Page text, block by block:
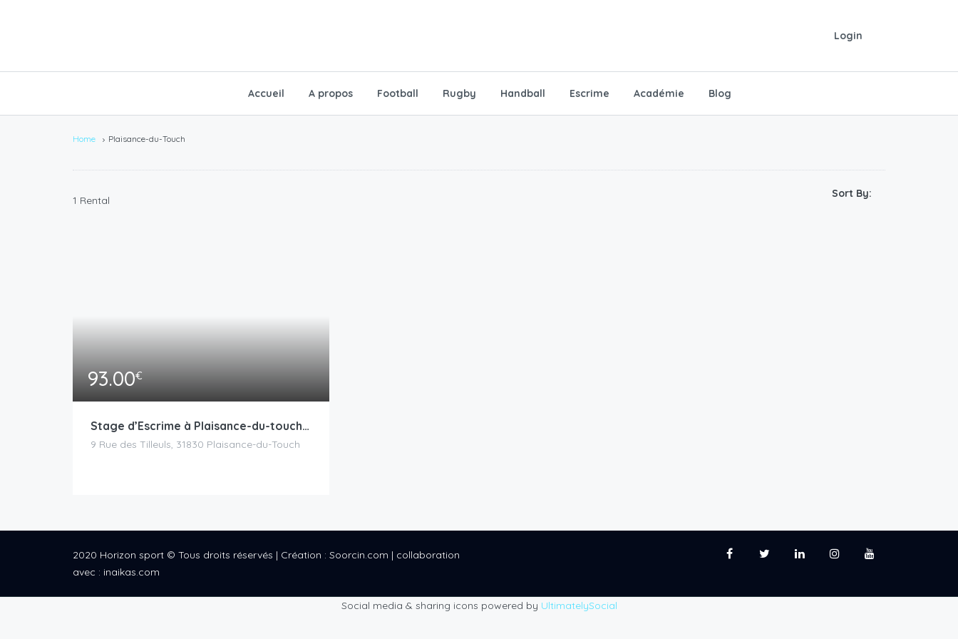
Login
Accueil A propos Football Rugby Handball Escrime Académie Blog
Home Plaisance-du-Touch
1 Rental
Sort By:
93.00€
Stage d’Escrime à Plaisance-du-touch – Pâques 2025
9 Rue des Tilleuls, 31830 Plaisance-du-Touch
2020 Horizon sport © Tous droits réservés | Création : Soorcin.com | collaboration
avec : inaikas.com
Social media & sharing icons powered by UltimatelySocial